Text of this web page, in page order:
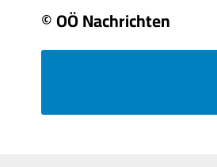
© OÖ Nachrichten